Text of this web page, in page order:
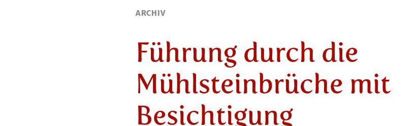
ARCHIV
Führung durch die
Mühlsteinbrüche mit
Besichtigung